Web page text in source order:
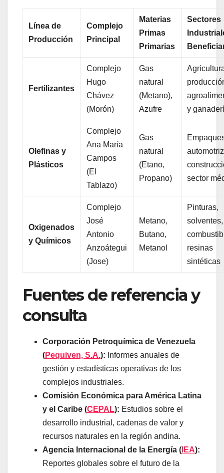
Línea de
Producción
Complejo
Principal
Materias
Primas
Primarias
Sectores
Fertilizantes
Complejo
Hugo
Chávez
(Morón)
Gas
natural
(Metano),
Azufre
y
Olefinas y
Plásticos
Complejo
Ana María
Campos
(El
Tablazo)
Gas
natural
(Etano,
Propano)
sector
Oxigenados
y Químicos
Complejo
José
Antonio
Anzoátegui
(Jose)
Metano,
Butano,
Metanol
Pinturas,
solventes,
resinas
sintéticas
Fuentes de referencia y
consulta
Corporación Petroquímica de Venezuela
(Pequiven, S.A.): Informes anuales de
gestión y estadísticas operativas de los
complejos industriales.
Comisión Económica para América Latina
y el Caribe (CEPAL): Estudios sobre el
desarrollo industrial, cadenas de valor y
recursos naturales en la región andina.
Agencia Internacional de la Energía ( IEA):
Reportes globales sobre el futuro de la